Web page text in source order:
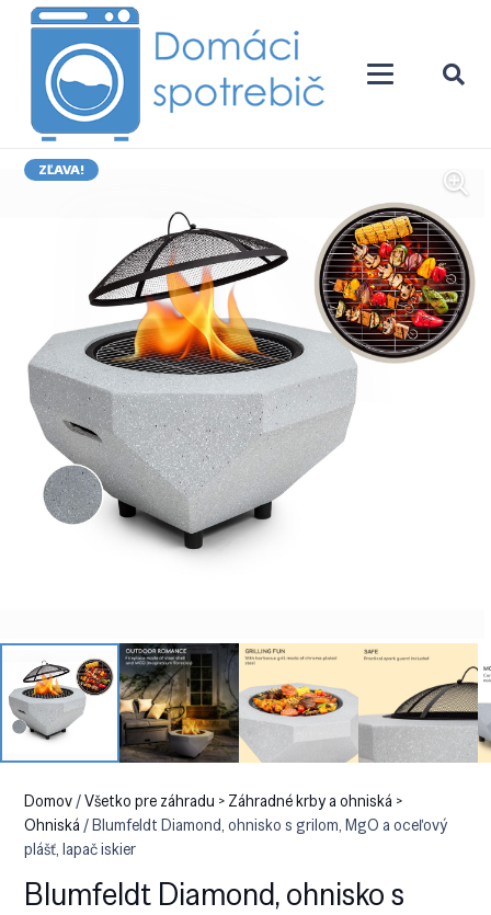
ZĽAVA!
Domov/Všetko pre záhradu > Záhradné krby a ohniská >
Ohniská / Blumfeldt Diamond, ohnisko s grilom, MgO a oceľový
plášť, lapač iskier
Blumfeldt Diamond, ohnisko s